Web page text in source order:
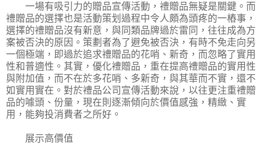
一場有吸引力的贈品宣傳活動，禮贈品無疑是關鍵。而
禮贈品的選擇也是活動策划過程中令人頗為頭疼的一樁事，
選擇的禮贈品沒有新意，與同類品牌過於雷同，往往成為方
案被否決的原因。策劃者為了避免被否決，有時不免走向另
一個極端，即過於追求禮贈品的花哨、新奇，而忽略了實用
性和普適性。其實，優化禮贈品，重在提高禮贈品的實用性
與附加值，而不在於多花哨、多新奇，與其華而不實，還不
如實用實在。對於禮品公司宣傳活動來說，以往更注重禮贈
品的噱頭、份量，現在則逐漸傾向於價值感強，精緻、實
用，能夠投消費者之所好。
展示高價值